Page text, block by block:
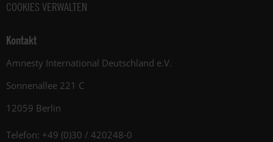
COOKIES VERWALTEN
Kontakt
Amnesty International Deutschland e.V.
Sonnenallee 221 C
12059 Berlin
Telefon: +49 (0)30 / 420248-0